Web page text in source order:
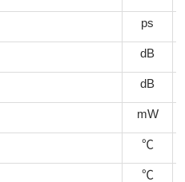
ps
dB
dB
mW
℃
℃